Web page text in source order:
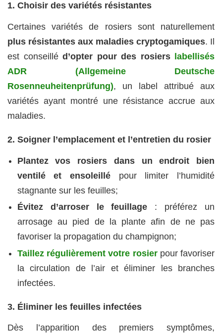
1. Choisir des variétés résistantes
Certaines variétés de rosiers sont naturellement
plus résistantes aux maladies cryptogamiques. Il
est conseillé d’opter pour des rosiers
labellisés
ADR (Allgemeine Deutsche
Rosenneuheitenprüfung), un label attribué aux
variétés ayant montré une résistance accrue aux
maladies.
2. Soigner l’emplacement et l’entretien du rosier
Plantez vos rosiers dans un endroit bien
ventilé et ensoleillé pour limiter l’humidité
stagnante sur les feuilles;
Évitez d’arroser le feuillage : préférez un
arrosage au pied de la plante afin de ne pas
favoriser la propagation du champignon;
Taillez régulièrement votre rosierpour favoriser
la circulation de l’air et éliminer les branches
infectées.
3. Éliminer les feuilles infectées
Dès l’apparition des premiers symptômes,